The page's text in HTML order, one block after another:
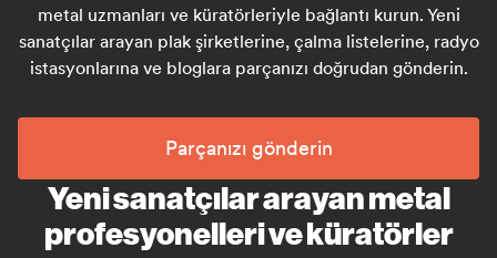
metal uzmanları ve küratörleriyle bağlantı kurun. Yeni
sanatçılar arayan plak şirketlerine, çalma listelerine, radyo
istasyonlarına ve bloglara parçanızı doğrudan gönderin.
Parçanızı gönderin
Yeni sanatçılar arayan metal
profesyonelleri ve küratörler